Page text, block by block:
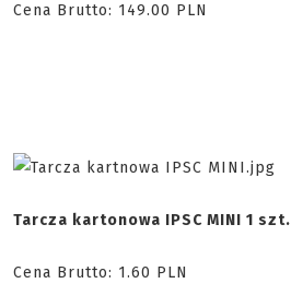
Cena Brutto: 149.00 PLN
Tarcza kartonowa IPSC MINI 1 szt.
Cena Brutto: 1.60 PLN